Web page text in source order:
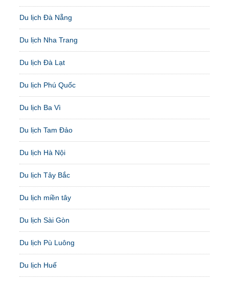
Du lịch Đà Nẵng
Du lịch Nha Trang
Du lịch Đà Lạt
Du lịch Phú Quốc
Du lịch Ba Vì
Du lịch Tam Đảo
Du lịch Hà Nội
Du lịch Tây Bắc
Du lịch miền tây
Du lịch Sài Gòn
Du lịch Pù Luông
Du lịch Huế